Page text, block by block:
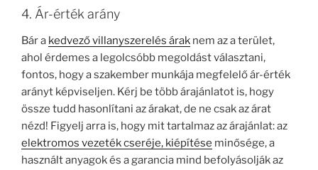
4. Ár-érték arány
Bár a kedvező villanyszerelés árak nem az a terület,
ahol érdemes a legolcsóbb megoldást választani,
fontos, hogy a szakember munkája megfelelő ár-érték
arányt képviseljen. Kérj be több árajánlatot is, hogy
össze tudd hasonlítani az árakat, de ne csak az árat
nézd! Figyelj arra is, hogy mit tartalmaz az árajánlat: az
elektromos vezeték cseréje, kiépítése minősége, a
használt anyagok és a garancia mind befolyásolják az